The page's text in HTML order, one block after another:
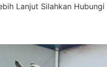
Lanjut Silahkan Hubungi